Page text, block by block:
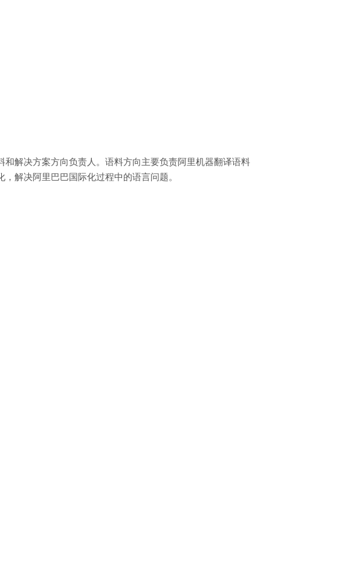
解决方案方向负责人。语料方向主要负责阿里机器翻译语料
解决阿里巴巴国际化过程中的语言问题。